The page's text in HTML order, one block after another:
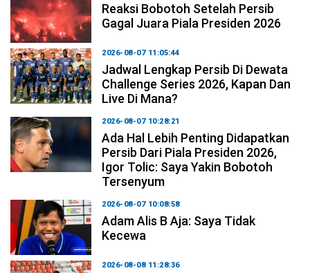
Reaksi Bobotoh Setelah Persib
Gagal Juara Piala Presiden 2026
2026-08-07 11:05:44
Jadwal Lengkap Persib Di Dewata
Challenge Series 2026, Kapan Dan
Live Di Mana?
2026-08-07 10:28:21
Ada Hal Lebih Penting Didapatkan
Persib Dari Piala Presiden 2026,
Igor Tolic: Saya Yakin Bobotoh
Tersenyum
2026-08-07 10:08:58
Adam Alis B Aja: Saya Tidak
Kecewa
2026-08-08 11:28:36